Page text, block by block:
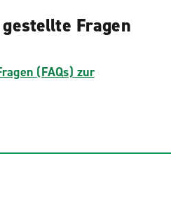
Fragen
(FAQs) zur